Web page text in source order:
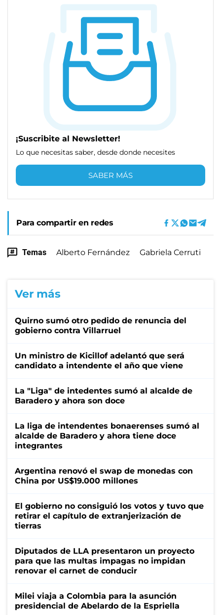
¡Suscribite al Newsletter!
Lo que necesitas saber, desde donde necesites
SABER MÁS
Para compartir en redes
Temas Alberto Fernández Gabriela Cerruti
Ver más
Quirno sumó otro pedido de renuncia del
gobierno contra Villarruel
Un ministro de Kicillof adelantó que será
candidato a intendente el año que viene
La "Liga" de intedentes sumó al alcalde de
Baradero y ahora son doce
La liga de intendentes bonaerenses sumó al
alcalde de Baradero y ahora tiene doce
integrantes
Argentina renovó el swap de monedas con
China por US$19.000 millones
El gobierno no consiguió los votos y tuvo que
retirar el capítulo de extranjerización de
tierras
Diputados de LLA presentaron un proyecto
para que las multas impagas no impidan
renovar el carnet de conducir
Milei viaja a Colombia para la asunción
presidencial de Abelardo de la Espriella